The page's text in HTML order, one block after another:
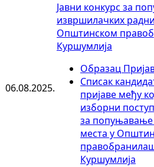
06.08.2025.
Јавни конкурс за
извршилачких
Општинском
Куршумлија
Образац
Списак
пријаве међу
изборни
за
места у
Куршумлија